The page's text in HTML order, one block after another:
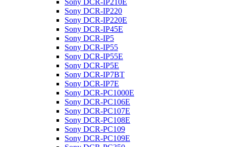
Sony DCR-IP210E
Sony DCR-IP220
Sony DCR-IP220E
Sony DCR-IP45E
Sony DCR-IP5
Sony DCR-IP55
Sony DCR-IP55E
Sony DCR-IP5E
Sony DCR-IP7BT
Sony DCR-IP7E
Sony DCR-PC1000E
Sony DCR-PC106E
Sony DCR-PC107E
Sony DCR-PC108E
Sony DCR-PC109
Sony DCR-PC109E